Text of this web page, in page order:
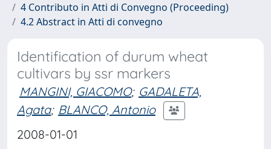
4 Contributo in Atti di Convegno (Proceeding)
4.2 Abstract in Atti di convegno
Identification of durum wheat
cultivars by ssr markers
MANGINI, GIACOMO; GADALETA,
Agata; BLANCO, Antonio
2008-01-01